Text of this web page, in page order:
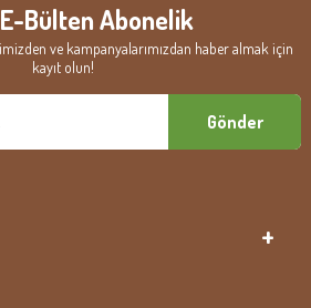
E-Bülten Abonelik
ve kampanyalarımızdan haber almak için
kayıt olun!
Gönder